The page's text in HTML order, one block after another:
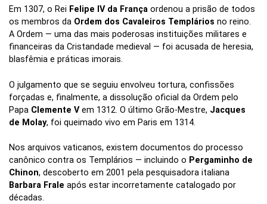
Em 1307, o Rei Felipe IV da França ordenou a prisão de todos
os membros da Ordem dos Cavaleiros Templários no reino.
A Ordem — uma das mais poderosas instituições militares e
financeiras da Cristandade medieval — foi acusada de heresia,
blasfêmia e práticas imorais.
O julgamento que se seguiu envolveu tortura, confissões
forçadas e, finalmente, a dissolução oficial da Ordem pelo
Papa Clemente Vem 1312. O último Grão-Mestre, Jacques
de Molay, foi queimado vivo em Paris em 1314.
Nos arquivos vaticanos, existem documentos do processo
canônico contra os Templários — incluindo o Pergaminho de
Chinon, descoberto em 2001 pela pesquisadora italiana
Barbara Frale após estar incorretamente catalogado por
décadas.